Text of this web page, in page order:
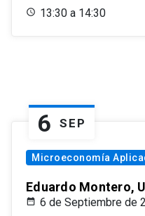
13:30 a 14:30
6 SEP
Microeconomía
Eduardo Montero,
6 de Septiembre de